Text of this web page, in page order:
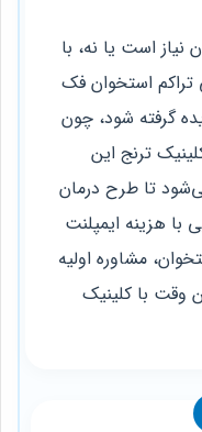
است یا نه، با
تراکم استخوان فک
گرفته شود، چون
ترنج این
تا طرح درمان
با هزینه ایمپلنت
مشاوره اولیه
وقت با کلینیک